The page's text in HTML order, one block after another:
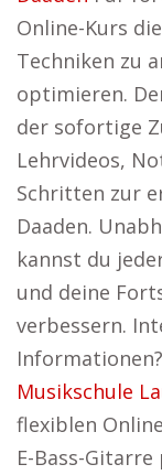
Online-Kurs
Techniken zu
optimieren.
der sofortige
Lehrvideos,
Schritten zur
Daaden.
kannst du
und deine
verbessern.
Musikschule
flexiblen
E-Bass-